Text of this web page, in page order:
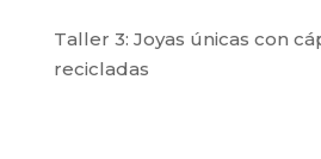
Taller 3: Joyas únicas con
recicladas